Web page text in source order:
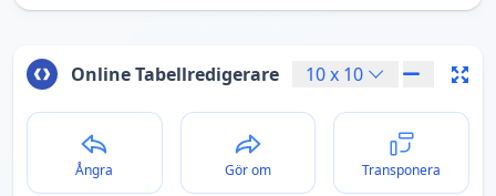
Online Tabellredigerare 10x 10
Ångra Gör om Transponera